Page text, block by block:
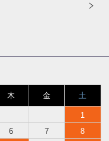
木 金 土
1
6 7
8